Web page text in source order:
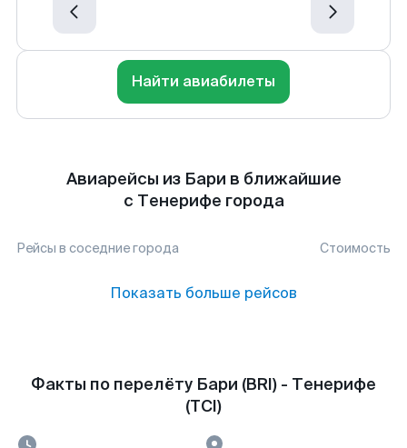
Найти авиабилеты
Авиарейсы из Бари в ближайшие
с Тенерифе города
Рейсы в соседние города Стоимость
Показать больше рейсов
Факты по перелёту Бари (BRI) - Тенерифе
(TCI)